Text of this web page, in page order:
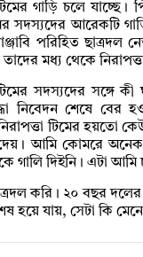
টিমের গাড়ি চলে
সদস্যদের আরেকটি
পরিহিত
মধ্য থেকে
টিমের সদস্যদের
নিবেদন শেষে
টিমের হয়তো
আমি কোমরে অনেক
গালি দিইনি। এটা আমি
করি। ২০ বছর
হয়ে যায়, সেটা কি মেনে